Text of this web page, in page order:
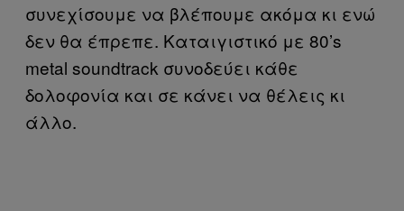
συνεχίσουμε να βλέπουμε ακόμα κι ενώ
δεν θα έπρεπε. Καταιγιστικό με 80’s
metal soundtrack συνοδεύει κάθε
δολοφονία και σε κάνει να θέλεις κι
άλλο.